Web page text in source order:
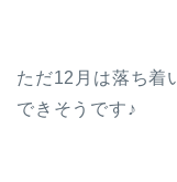
ただ12月は落ち着
できそうです♪